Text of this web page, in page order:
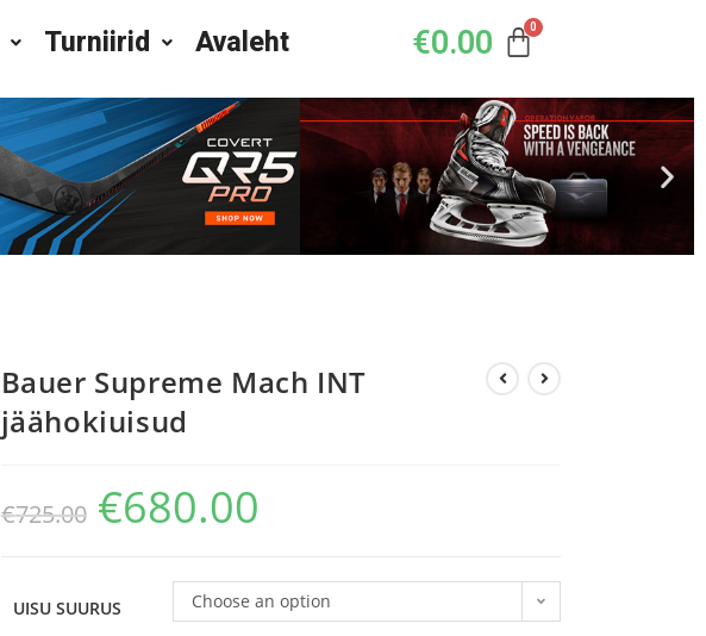
Turniirid Avaleht €0.00
Bauer Supreme Mach INT
jäähokiuisud
€725.00 €680.00
UISU SUURUS Choose an option